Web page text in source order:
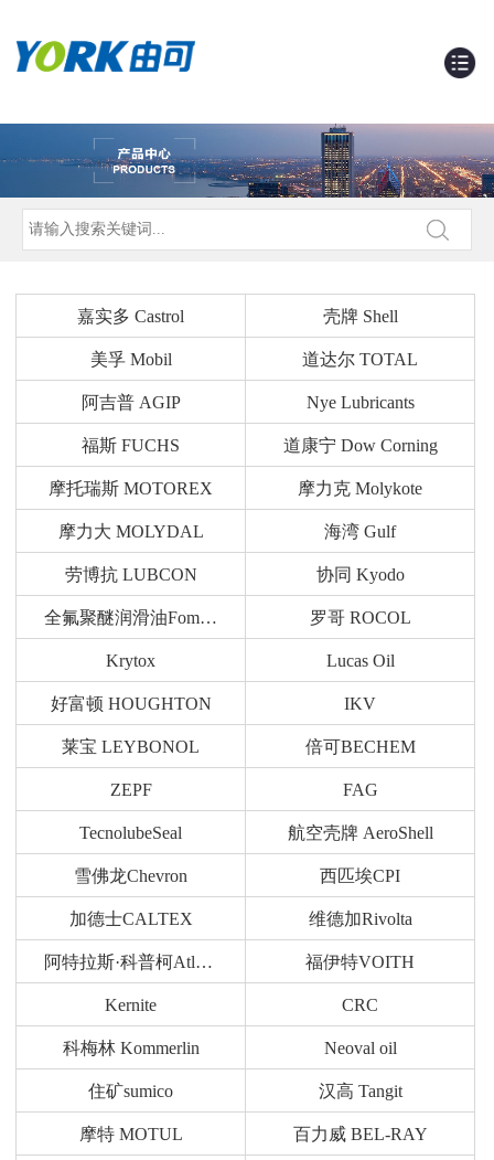
嘉实多 Castrol 壳牌 Shell
美孚 Mobil 道达尔 TOTAL
阿吉普 AGIP Nye Lubricants
福斯 FUCHS 道康宁 Dow Corning
摩托瑞斯 MOTOREX 摩力克 Molykote
摩力大 MOLYDAL 海湾 Gulf
劳博抗 LUBCON 协同 Kyodo
全氟聚醚润滑油Fomblin 罗哥 ROCOL
Krytox Lucas Oil
好富顿 HOUGHTON IKV
莱宝 LEYBONOL 倍可BECHEM
ZEPF FAG
TecnolubeSeal 航空壳牌 AeroShell
雪佛龙Chevron 西匹埃CPI
加德士CALTEX 维德加Rivolta
阿特拉斯·科普柯Atlas Copco 福伊特VOITH
Kernite CRC
科梅林 Kommerlin Neoval oil
住矿sumico 汉高 Tangit
摩特 MOTUL 百力威 BEL-RAY